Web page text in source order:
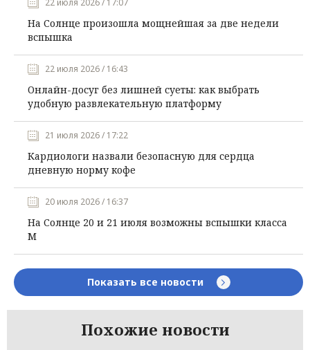
22 июля 2026 / 17:07
На Солнце произошла мощнейшая за две недели
вспышка
22 июля 2026 / 16:43
Онлайн-досуг без лишней суеты: как выбрать
удобную развлекательную платформу
21 июля 2026 / 17:22
Кардиологи назвали безопасную для сердца
дневную норму кофе
20 июля 2026 / 16:37
На Солнце 20 и 21 июля возможны вспышки класса
М
Показать все новости
Похожие новости